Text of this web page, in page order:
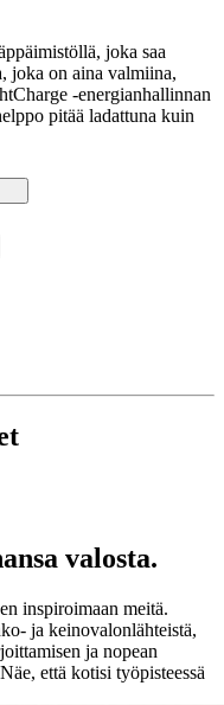
joka saa
joka on aina valmiina,
-energianhallinnan
pitää ladattuna kuin
valosta.
inspiroimaan meitä.
ja keinovalonlähteistä,
ja nopean
että kotisi työpisteessä